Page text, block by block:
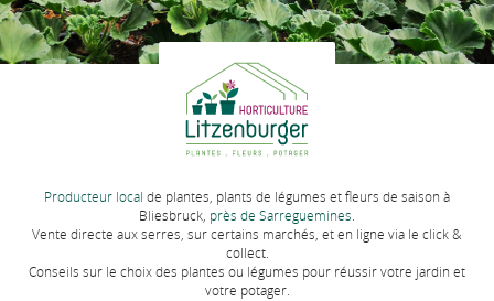
Producteur local de plantes, plants de légumes et fleurs de saison à
Bliesbruck, près de Sarreguemines.
Vente directe aux serres, sur certains marchés, et en ligne via le click &
collect.
Conseils sur le choix des plantes ou légumes pour réussir votre jardin et
votre potager.